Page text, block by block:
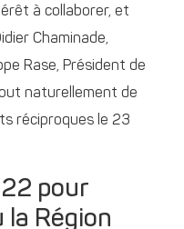
à collaborer, et
Chaminade,
Rase, Président de
naturellement de
réciproques le 23
pour
la Région